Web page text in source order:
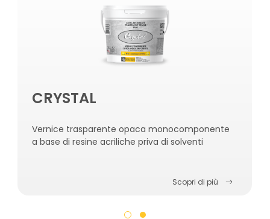
CRYSTAL
Vernice trasparente opaca monocomponente
a base di resine acriliche priva di solventi
Scopri di più